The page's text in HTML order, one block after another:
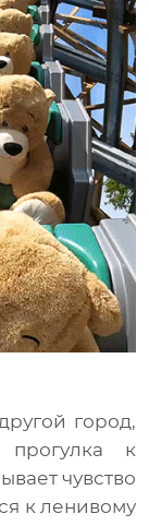
город,
к
чувство
к ленивому